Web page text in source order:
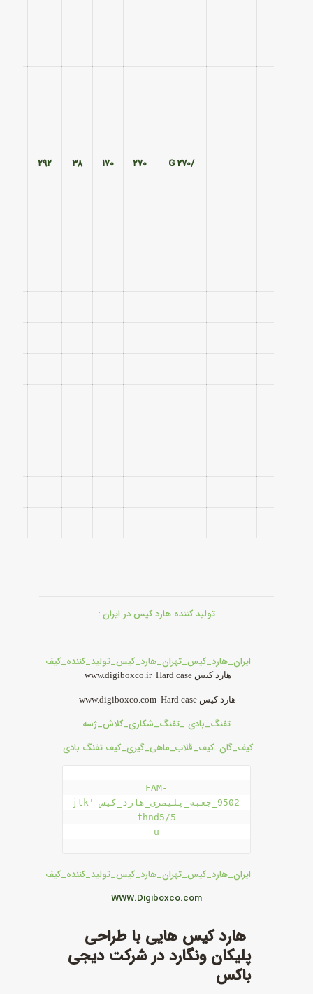
/270 G ۲۷۰ ۱۷۰ ۳۸ ۲۹۲
تولید کننده هارد کیس در ایران:
ایران_هارد_کیس_تهران_هارد_کیس_تولید_کننده_کیف
هارد کیس www.digiboxco.ir Hard case
هارد کیس www.digiboxco.com Hard case
تفنگ_بادی _تفنگ_شکاری_کلاش_ژسه
کیف_گان .کیف_قلاب_ماهی_گیری_کیف تفنگ بادی
FAM-
9502_جعبه_پلیمری_هارد_کیسjtk'
u
ایران_هارد_کیس_تهران_هارد_کیس_تولید_کننده_کیف
WWW.Digiboxco.com
هارد کیس هایی با طراحی
پلیکان ونگارد در شرکت دیجی
باکس